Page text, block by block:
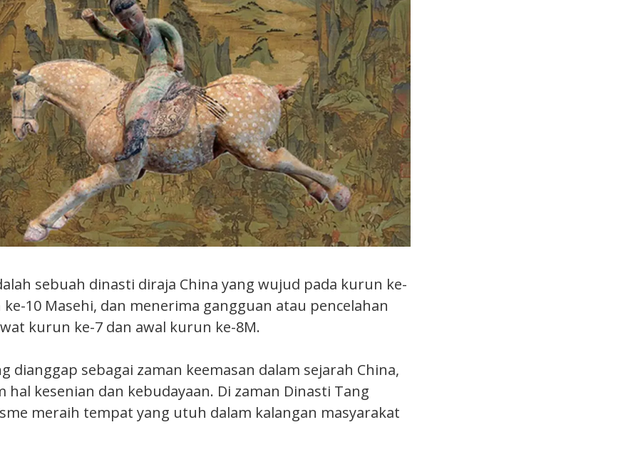
sebuah dinasti diraja China yang wujud pada kurun ke-
10 Masehi, dan menerima gangguan atau pencelahan
kurun ke-7 dan awal kurun ke-8M.
dianggap sebagai zaman keemasan dalam sejarah China,
hal kesenian dan kebudayaan. Di zaman Dinasti Tang
meraih tempat yang utuh dalam kalangan masyarakat